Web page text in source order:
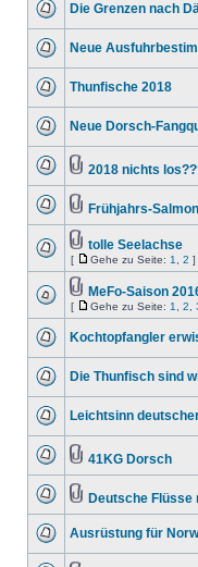
Die Grenzen nach
Neue
Thunfische 2018
Neue Dorsch-
2018 nichts
Frühjahrs-
tolle Seelachse
[ Gehe zu Seite: 1 2 ]
MeFo-Saison
[ Gehe zu Seite: 1 2
Kochtopfangler
Die Thunfisch sind
Leichtsinn
41KG Dorsch
Deutsche Flüsse
Ausrüstung für